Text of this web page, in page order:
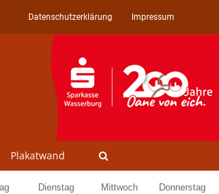
Datenschutzerklärung Impressum
Plakatwand